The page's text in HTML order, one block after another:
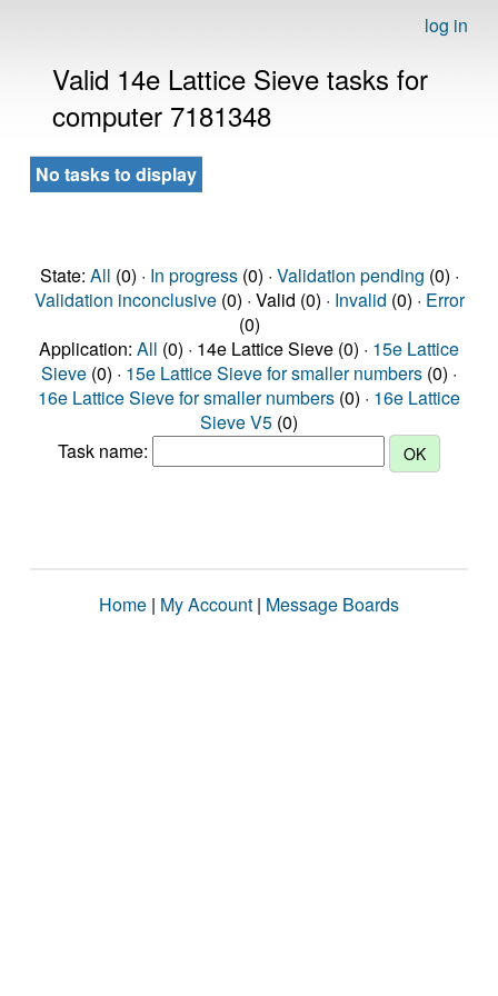
log in
Valid 14e Lattice Sieve tasks for
computer 7181348
No tasks to display
State: All (0) · In progress(0) · Validation pending (0) ·
Validation inconclusive(0) · Valid (0) · Invalid (0) · Error
(0)
Application: All (0) · 14e Lattice Sieve (0) · 15e Lattice
Sieve (0) · 15e Lattice Sieve for smaller numbers (0) ·
16e Lattice Sieve for smaller numbers (0) · 16e Lattice
Sieve V5 (0)
Task name:
Home | My Account | Message Boards